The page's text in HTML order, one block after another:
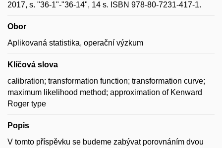
2017, s. "36-1"-"36-14", 14 s. ISBN 978-80-7231-417-1.
Obor
Aplikovaná statistika, operační výzkum
Klíčová slova
calibration; transformation function; transformation curve;
maximum likelihood method; approximation of Kenward
Roger type
Popis
V tomto příspěvku se budeme zabývat porovnáním dvou